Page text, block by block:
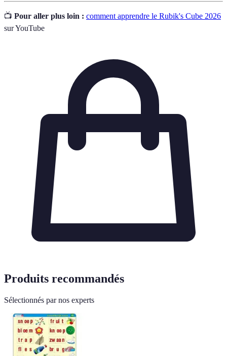
📺 Pour aller plus loin : comment apprendre le Rubik's Cube 2026
sur YouTube
Produits recommandés
Sélectionnés par nos experts